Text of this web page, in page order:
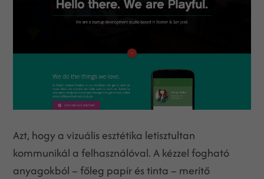
Azt, hogy a vizuális esztétika letisztultan
kommunikál a felhasználóval. A kézzel fogható
anyagokból – főleg papír és tinta – merítő